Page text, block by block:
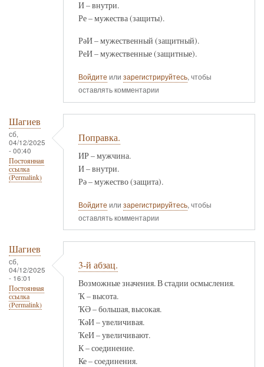
И – внутри.
Ре – мужества (защиты).
РәИ – мужественный (защитный).
РеИ – мужественные (защитные).
Войдите или зарегистрируйтесь, чтобы
оставлять комментарии
Шагиев
сб,
04/12/2025
- 00:40
Постоянная
ссылка
(Permalink)
Поправка.
ИР – мужчина.
И – внутри.
Рә – мужество (защита).
Войдите или зарегистрируйтесь, чтобы
оставлять комментарии
Шагиев
сб,
04/12/2025
- 16:01
Постоянная
ссылка
(Permalink)
3-й абзац.
Возможные значения. В стадии осмысления.
Ҡ – высота.
ҠӘ – большая, высокая.
ҠәИ – увеличивая.
ҠеИ – увеличивают.
К – соединение.
Ке – соединения.